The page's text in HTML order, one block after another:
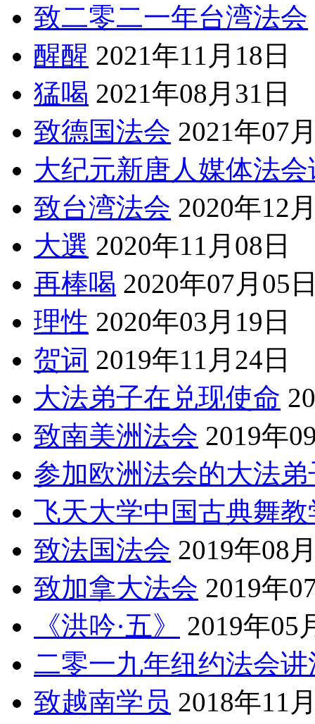
致二零二一年台湾法会
醒醒 2021年11月18日
猛喝 2021年08月31日
致德国法会 2021年07
大纪元新唐人媒体法会
致台湾法会 2020年12
大選 2020年11月08日
再棒喝 2020年07月05
理性 2020年03月19日
贺词 2019年11月24日
大法弟子在兑现使命
致南美洲法会 2019年
参加欧洲法会的大法
飞天大学中国古典舞
致法国法会 2019年08
致加拿大法会 2019年
《洪吟·五》
2019年05
二零一九年纽约法会讲
致越南学员 2018年11